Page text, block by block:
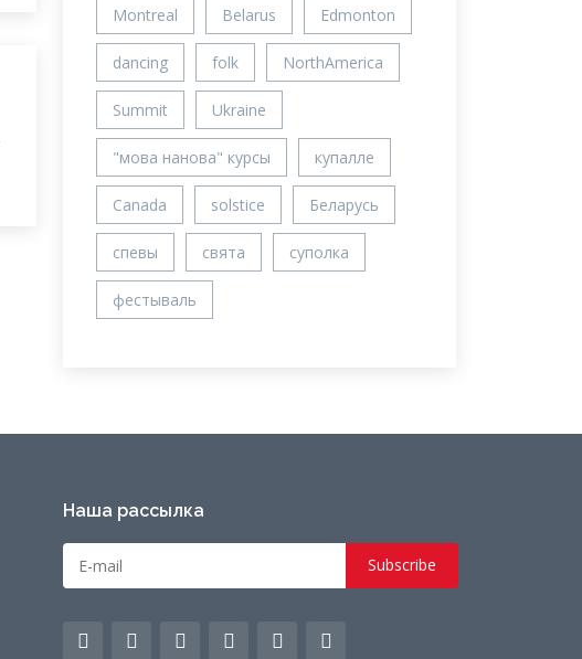
Montreal Belarus Edmonton
dancing folk NorthAmerica
Summit Ukraine
"мова нанова" курсы купалле
Canada solstice Беларусь
спевы свята суполка
фестываль
Наша рассылка